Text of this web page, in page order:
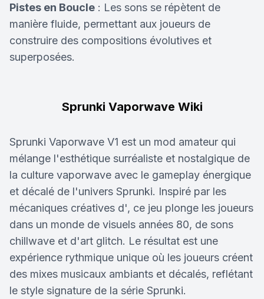
Pistes en Boucle : Les sons se répètent de
manière fluide, permettant aux joueurs de
construire des compositions évolutives et
superposées.
Sprunki Vaporwave Wiki
Sprunki Vaporwave V1 est un mod amateur qui
mélange l'esthétique surréaliste et nostalgique de
la culture vaporwave avec le gameplay énergique
et décalé de l'univers Sprunki. Inspiré par les
mécaniques créatives d', ce jeu plonge les joueurs
dans un monde de visuels années 80, de sons
chillwave et d'art glitch. Le résultat est une
expérience rythmique unique où les joueurs créent
des mixes musicaux ambiants et décalés, reflétant
le style signature de la série Sprunki.